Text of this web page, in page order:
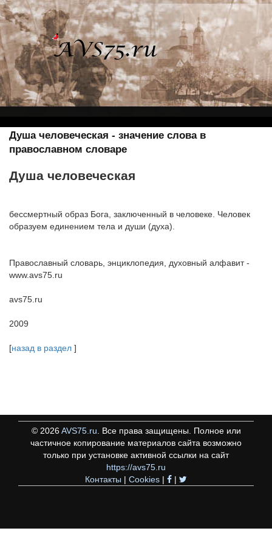
Душа человеческая - значение слова в
православном словаре
Душа человеческая
бессмертный образ Бога, заключенный в человеке. Человек
образуем единением тела и души (духа).
Православный словарь, энциклопедия, духовный алфавит -
www.avs75.ru
avs75.ru
2009
[назад в раздел ]
© 2026 AVS75.ru . Все права защищены. Полное или
частичное копирование материалов сайта возможно
только при установке активной ссылки на сайт
https://avs75.ru
Контакты | Cookies | |